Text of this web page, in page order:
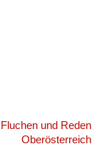
Fluchen und Reden
Oberösterreich